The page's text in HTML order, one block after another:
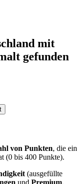
mit
gefunden
von Punkten, die ein
(0 bis 400 Punkte).
(ausgefüllte
und Premium.